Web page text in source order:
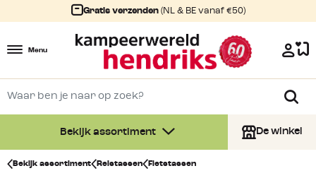
Gratis verzenden (NL & BE vanaf €50)
Menu
Bekijk assortiment De winkel
Bekijk assortiment Reistassen Fietstassen